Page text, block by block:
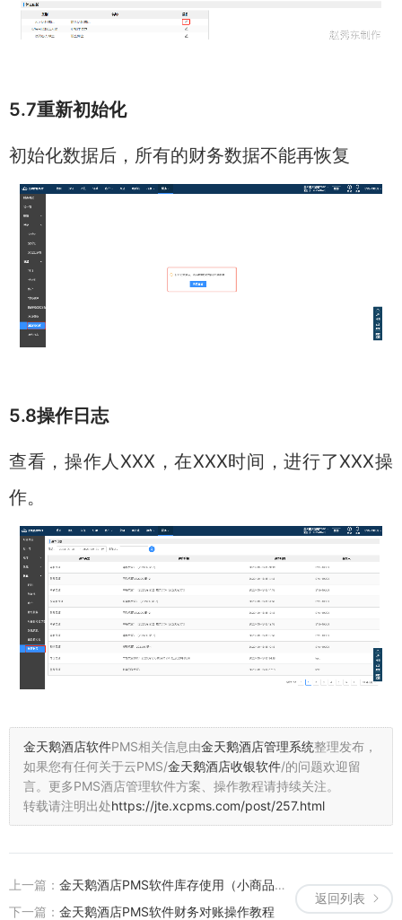
5.7重新初始化
初始化数据后，所有的财务数据不能再恢复
5.8操作日志
查看，操作人XXX，在XXX时间，进行了XXX操
作。
金天鹅酒店软件PMS相关信息由金天鹅酒店管理系统整理发布，
如果您有任何关于云PMS/金天鹅酒店收银软件/的问题欢迎留
言。 更多PMS酒店管理软件方案、操作教程请持续关注。
转载请注明出处https://jte.xcpms.com/post/257.html
返回列表
上一篇： 金天鹅酒店PMS软件库存使用（小商品）相关报表
下一篇： 金天鹅酒店PMS软件财务对账操作教程